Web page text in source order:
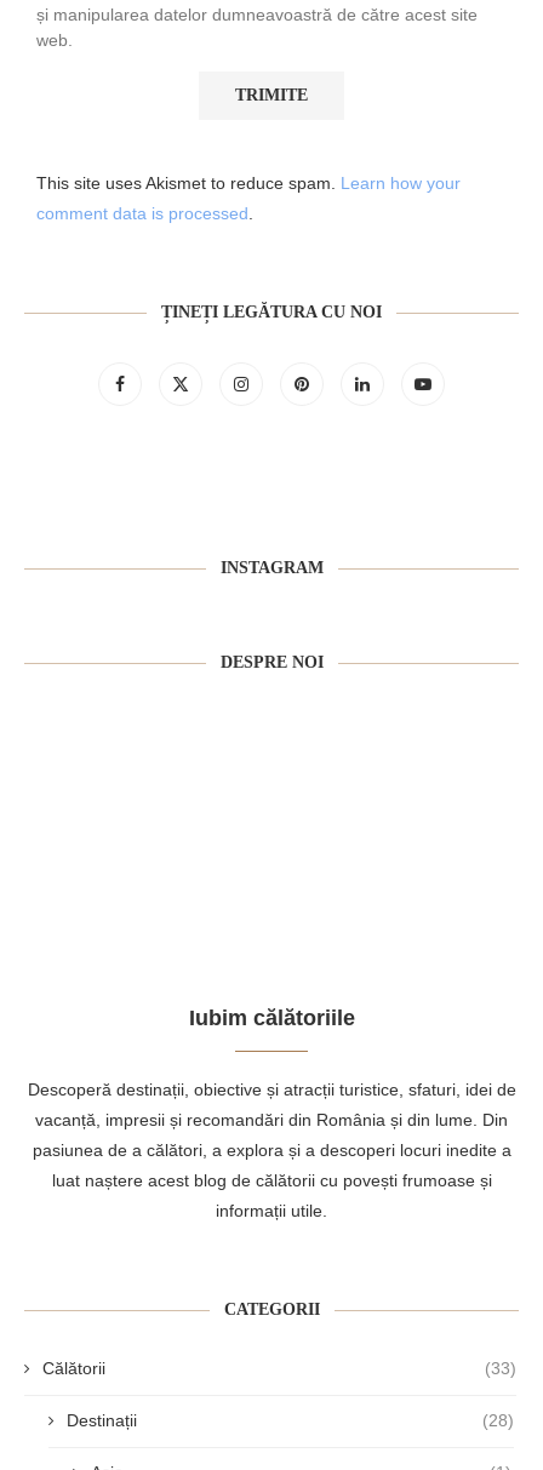
și manipularea datelor dumneavoastră de către acest site
web.
This site uses Akismet to reduce spam. Learn how your
comment data is processed
ȚINEȚI LEGĂTURA CU NOI
INSTAGRAM
DESPRE NOI
Iubim călătoriile
Descoperă destinații, obiective și atracții turistice, sfaturi, idei de
vacanță, impresii și recomandări din România și din lume. Din
pasiunea de a călători, a explora și a descoperi locuri inedite a
luat naștere acest blog de călătorii cu povești frumoase și
informații utile.
CATEGORII
Călătorii (33)
Destinații (28)